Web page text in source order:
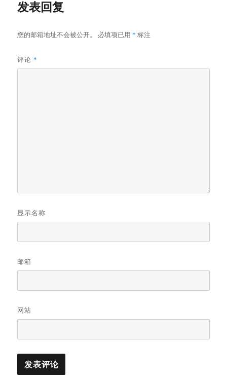
发表回复
您的邮箱地址不会被公开。 必填项已用* 标注
评论*
显示名称
邮箱
网站